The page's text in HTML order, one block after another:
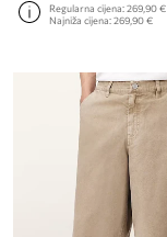
Regularna cijena:269,90 €
Najniža cijena:269,90 €